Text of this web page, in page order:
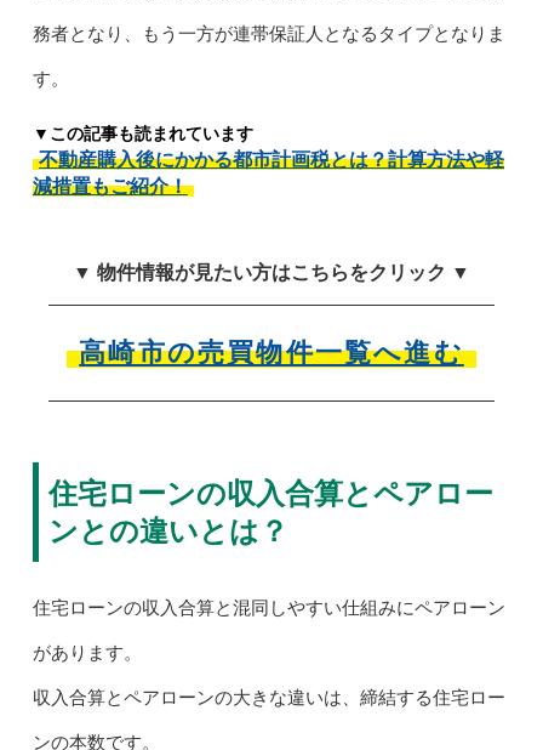
務者となり、もう一方が連帯保証人となるタイプとなりま
す。
▼この記事も読まれています
不動産購入後にかかる都市計画税とは？計算方法や軽
減措置もご紹介！
▼ 物件情報が見たい方はこちらをクリック ▼
高崎市の売買物件一覧へ進む
住宅ローンの収入合算とペアロー
ンとの違いとは？
住宅ローンの収入合算と混同しやすい仕組みにペアローン
があります。
収入合算とペアローンの大きな違いは、締結する住宅ロー
ンの本数です。